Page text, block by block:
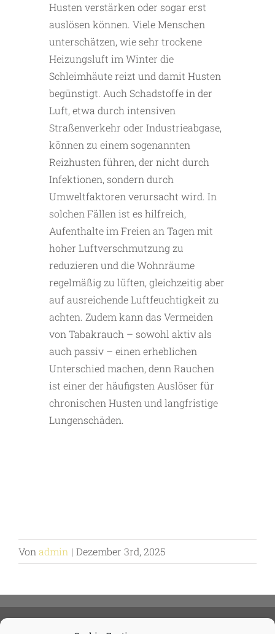
Husten verstärken oder sogar erst
auslösen können. Viele Menschen
unterschätzen, wie sehr trockene
Heizungsluft im Winter die
Schleimhäute reizt und damit Husten
begünstigt. Auch Schadstoffe in der
Luft, etwa durch intensiven
Straßenverkehr oder Industrieabgase,
können zu einem sogenannten
Reizhusten führen, der nicht durch
Infektionen, sondern durch
Umweltfaktoren verursacht wird. In
solchen Fällen ist es hilfreich,
Aufenthalte im Freien an Tagen mit
hoher Luftverschmutzung zu
reduzieren und die Wohnräume
regelmäßig zu lüften, gleichzeitig aber
auf ausreichende Luftfeuchtigkeit zu
achten. Zudem kann das Vermeiden
von Tabakrauch – sowohl aktiv als
auch passiv – einen erheblichen
Unterschied machen, denn Rauchen
ist einer der häufigsten Auslöser für
chronischen Husten und langfristige
Lungenschäden.
Vonadmin | Dezember 3rd, 2025